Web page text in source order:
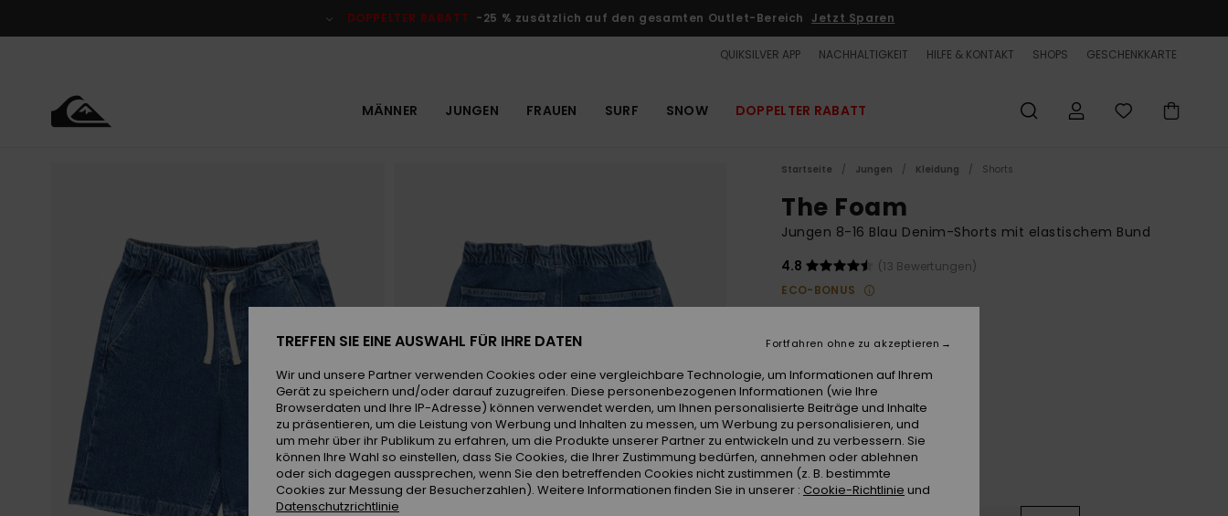
DOPPELTER RABATT -25 % zusätzlich auf den gesamten Outlet-Bereich Jetzt Sparen
QUIKSILVER APP NACHHALTIGKEIT HILFE & KONTAKT SHOPS GESCHENKKARTE
MÄNNER JUNGEN FRAUEN SURF SNOW DOPPELTER RABATT
Startseite Jungen Kleidung Shorts
The Foam
Jungen 8-16 Blau Denim-Shorts mit elastischem Bund
4.8
(13 Bewertungen)
ECO-BONUS
42,00 €
Farbe2001 Stone Wash
TREFFEN SIE EINE AUSWAHL FÜR IHRE DATEN
Wir und unsere Partner verwenden Cookies oder eine vergleichbare Technologie, um Informationen auf Ihrem
Gerät zu speichern und/oder darauf zuzugreifen. Diese personenbezogenen Informationen (wie Ihre
Browserdaten und Ihre IP-Adresse) können verwendet werden, um Ihnen personalisierte Beiträge und Inhalte
zu präsentieren, um die Leistung von Werbung und Inhalten zu messen, um Werbung zu personalisieren, und
um mehr über ihr Publikum zu erfahren, um die Produkte unserer Partner zu entwickeln und zu verbessern. Sie
können Ihre Wahl so einstellen, dass Sie Cookies, die Ihrer Zustimmung bedürfen, annehmen oder ablehnen
oder sich dagegen aussprechen, wenn Sie den betreffenden Cookies nicht zustimmen (z. B. bestimmte
Cookies zur Messung der Besucherzahlen). Weitere Informationen finden Sie in unserer : Cookie-Richtlinie und
Datenschutzrichtlinie
Fortfahren ohne zu akzeptieren